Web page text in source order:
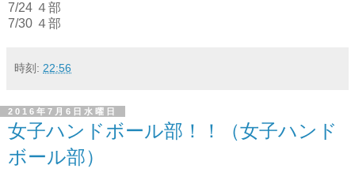
7/24 ４部
7/30 ４部
時刻: 22:56
2016年7月6日水曜日
女子ハンドボール部！！（女子ハンド
ボール部）